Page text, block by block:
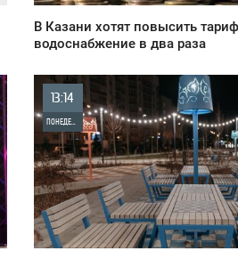
В Казани хотят повысить
водоснабжение в два раза
13:14
ПОНЕДЕЛЬНИК
0
3 422